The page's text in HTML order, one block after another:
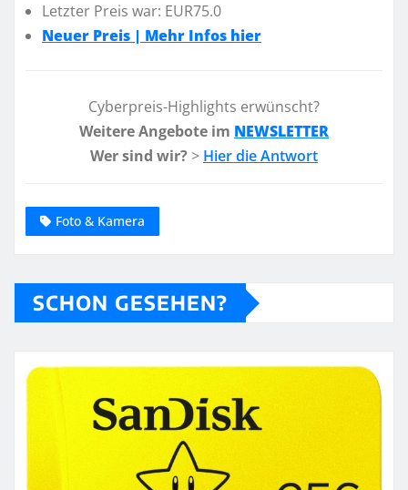
Letzter Preis war: EUR75.0
Neuer Preis | Mehr Infos hier
Cyberpreis-Highlights erwünscht?
Weitere Angebote im NEWSLETTER
Wer sind wir? > Hier die Antwort
Foto & Kamera
SCHON GESEHEN?